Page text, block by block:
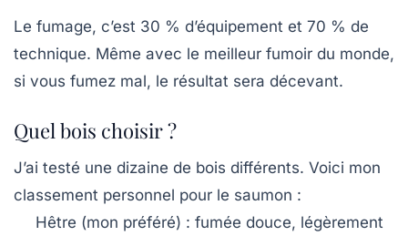
Le fumage, c’est 30 % d’équipement et 70 % de
technique. Même avec le meilleur fumoir du monde,
si vous fumez mal, le résultat sera décevant.
Quel bois choisir ?
J’ai testé une dizaine de bois différents. Voici mon
classement personnel pour le saumon :
Hêtre (mon préféré) : fumée douce, légèrement